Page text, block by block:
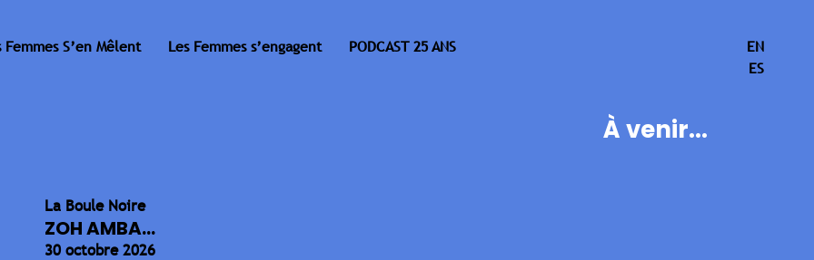
Femmes S’en Mêlent Les Femmes s’engagent PODCAST 25 ANS
EN
ES
À venir...
La Boule Noire
ZOH AMBA...
30 octobre 2026